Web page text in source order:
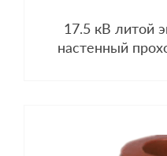
17.5 кВ литой
настенный